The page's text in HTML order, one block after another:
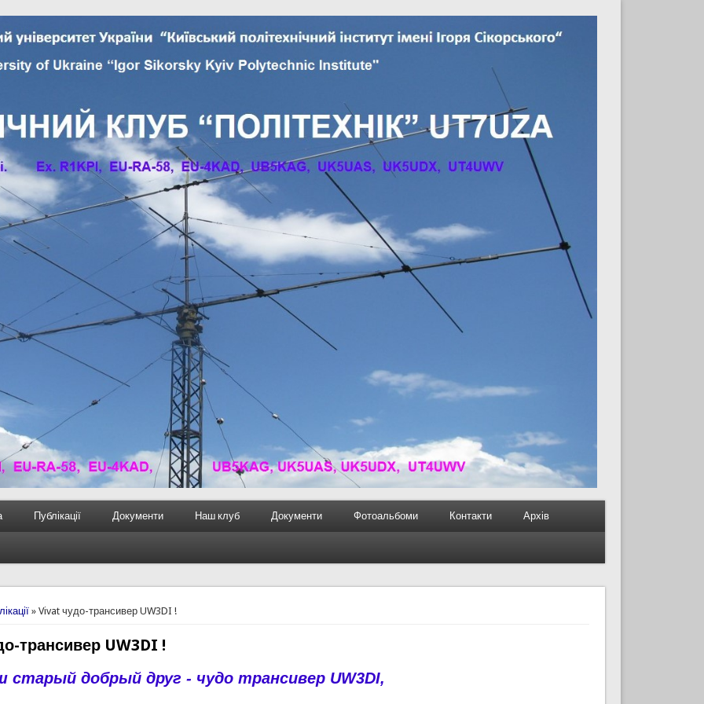
Публікації Документи Наш клуб Документи Фотоальбоми Контакти Архів
» Vivat чудо-трансивер UW3DI !
трансивер UW3DI !
старый добрый друг - чудо трансивер UW3DI,